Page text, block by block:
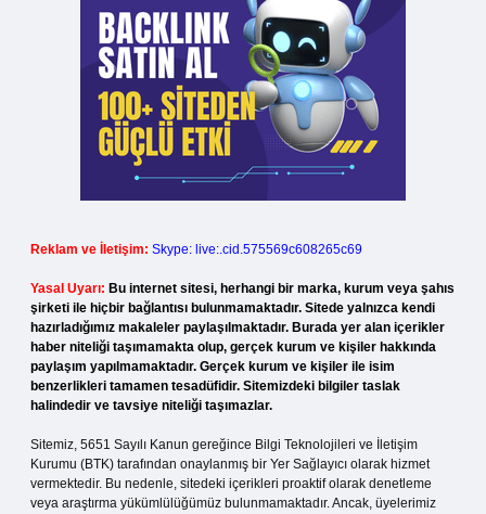
Reklam ve İletişim: Skype: live:.cid.575569c608265c69
Yasal Uyarı: Bu internet sitesi, herhangi bir marka, kurum veya şahıs
şirketi ile hiçbir bağlantısı bulunmamaktadır. Sitede yalnızca kendi
hazırladığımız makaleler paylaşılmaktadır. Burada yer alan içerikler
haber niteliği taşımamakta olup, gerçek kurum ve kişiler hakkında
paylaşım yapılmamaktadır. Gerçek kurum ve kişiler ile isim
benzerlikleri tamamen tesadüfidir. Sitemizdeki bilgiler taslak
halindedir ve tavsiye niteliği taşımazlar.
Sitemiz, 5651 Sayılı Kanun gereğince Bilgi Teknolojileri ve İletişim
Kurumu (BTK) tarafından onaylanmış bir Yer Sağlayıcı olarak hizmet
vermektedir. Bu nedenle, sitedeki içerikleri proaktif olarak denetleme
veya araştırma yükümlülüğümüz bulunmamaktadır. Ancak, üyelerimiz